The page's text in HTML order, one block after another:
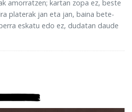
amorratzen; kartan zopa ez, beste
platerak jan eta jan, baina bete-
eskatu edo ez, dudatan daude